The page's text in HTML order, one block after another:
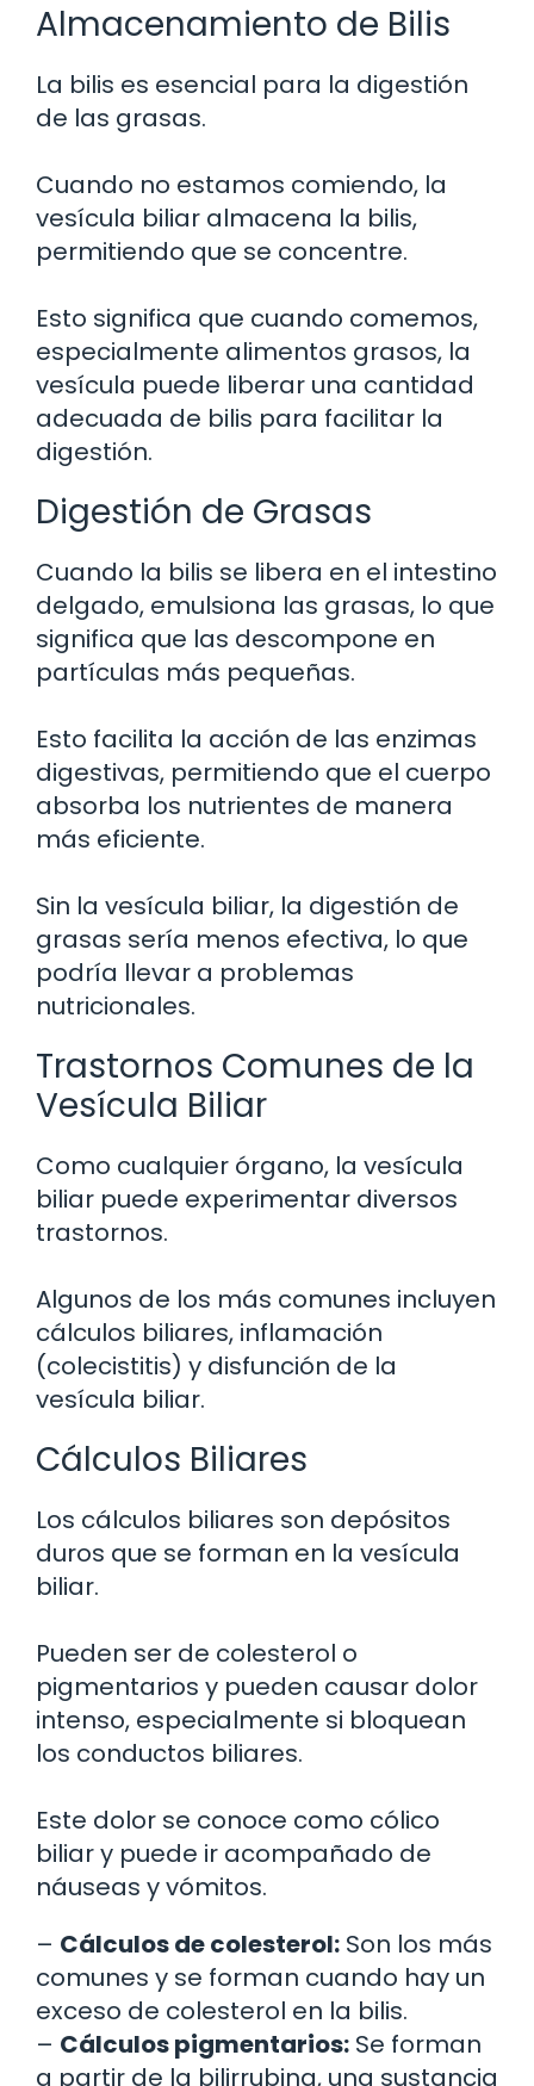
Almacenamiento de Bilis
La bilis es esencial para la digestión
de las grasas.
Cuando no estamos comiendo, la
vesícula biliar almacena la bilis,
permitiendo que se concentre.
Esto significa que cuando comemos,
especialmente alimentos grasos, la
vesícula puede liberar una cantidad
adecuada de bilis para facilitar la
digestión.
Digestión de Grasas
Cuando la bilis se libera en el intestino
delgado, emulsiona las grasas, lo que
significa que las descompone en
partículas más pequeñas.
Esto facilita la acción de las enzimas
digestivas, permitiendo que el cuerpo
absorba los nutrientes de manera
más eficiente.
Sin la vesícula biliar, la digestión de
grasas sería menos efectiva, lo que
podría llevar a problemas
nutricionales.
Trastornos Comunes de la
Vesícula Biliar
Como cualquier órgano, la vesícula
biliar puede experimentar diversos
trastornos.
Algunos de los más comunes incluyen
cálculos biliares, inflamación
(colecistitis) y disfunción de la
vesícula biliar.
Cálculos Biliares
Los cálculos biliares son depósitos
duros que se forman en la vesícula
biliar.
Pueden ser de colesterol o
pigmentarios y pueden causar dolor
intenso, especialmente si bloquean
los conductos biliares.
Este dolor se conoce como cólico
biliar y puede ir acompañado de
náuseas y vómitos.
– Cálculos de colesterol: Son los más
comunes y se forman cuando hay un
exceso de colesterol en la bilis.
– Cálculos pigmentarios: Se forman
a partir de la bilirrubina, una sustancia